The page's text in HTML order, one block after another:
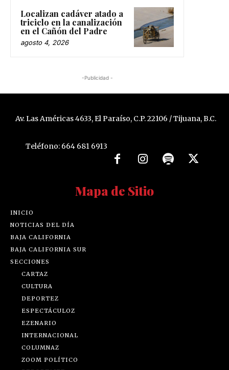
Localizan cadáver atado a
triciclo en la canalización
en el Cañón del Padre
agosto 4, 2026
-Publicidad -
Av. Las Américas 4633, El Paraíso, C.P. 22106 / Tijuana, B.C.
Teléfono: 664 681 6913
Mapa de Sitio
INICIO
NOTICIAS DEL DÍA
BAJA CALIFORNIA
BAJA CALIFORNIA SUR
SECCIONES
CARTAZ
CULTURA
DEPORTEZ
ESPECTÁCULOZ
EZENARIO
INTERNACIONAL
COLUMNAZ
ZOOM POLÍTICO